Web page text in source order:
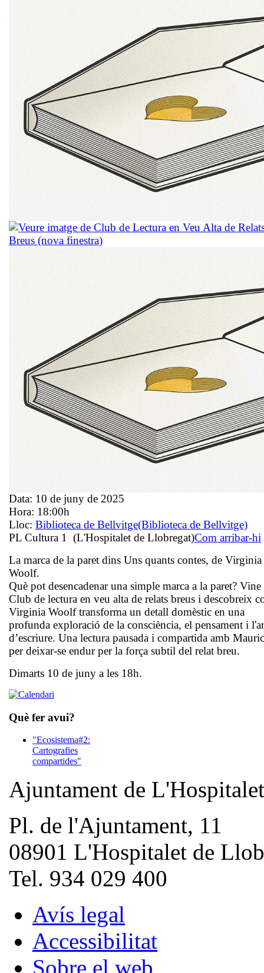
Data: 10 de juny de 2025
Hora: 18:00h
Lloc: Biblioteca de Bellvitge(Biblioteca de Bellvitge)
PL Cultura 1 (L'Hospitalet de Llobregat)Com arribar-hi
La marca de la paret dins Uns quants contes, de Virginia
Woolf.
Què pot desencadenar una simple marca a la paret? Vine
Club de lectura en veu alta de relats breus i descobreix
Virginia Woolftransforma un detall domèstic en una
profunda exploració de la consciència, el pensament i
d’escriure. Una lectura pausada i compartida amb
per deixar-se endur per la força subtil del relat breu.
Dimarts 10 de juny a les 18h.
Què fer avui?
"Ecosistema#2:
Cartografies
compartides"
Ajuntament de L'Hospitalet
Pl. de l'Ajuntament, 11
08901 L'Hospitalet de
Tel. 934 029 400
Avís legal
Accessibilitat
Sobre el web